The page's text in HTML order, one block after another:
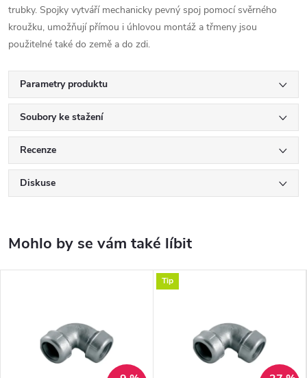
trubky. Spojky vytváří mechanicky pevný spoj pomocí svěrného
kroužku, umožňují přímou i úhlovou montáž a třmeny jsou
použitelné také do země a do zdi.
Parametry produktu
Soubory ke stažení
Recenze
Diskuse
Tip